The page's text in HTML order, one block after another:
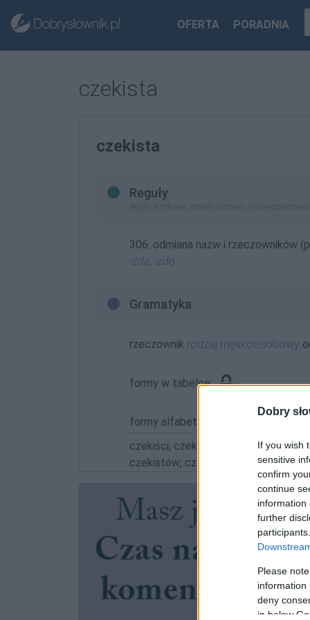
Dobry
If you wish
sensitive
confirm
continue
information
further
Please
information
deny
in below
OFERTA PORADNIA
czekista
czekista
Reguły
reguły językowe, zasady pisowni (nowe
306. odmiana nazw i rzeczowników
-zda, -zdo
Gramatyka
rzeczownik rodzaj męskoosobowy
formy w tabelce:
formy alfabetycznie:
czekiści; czekiście; czekista;
czekistów; czekisty